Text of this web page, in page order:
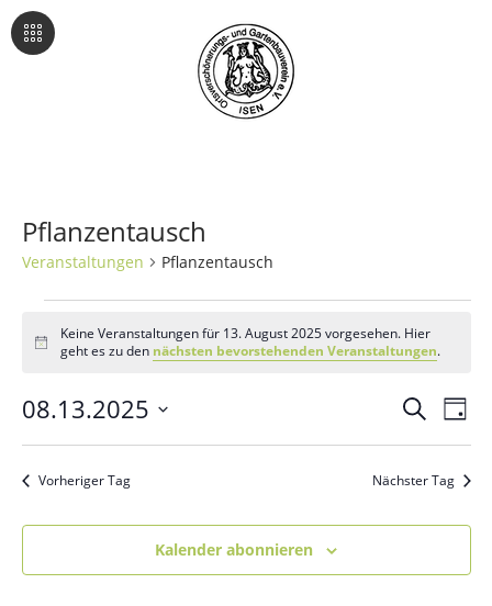
Pflanzentausch
Veranstaltungen Pflanzentausch
Veranstaltungen
für
13.
August
2025
Hinweis
Keine Veranstaltungen für 13. August 2025 vorgesehen. Hier
geht es zu den nächsten bevorstehenden Veranstaltungen.
und
SucheTag
08.13.2025
Datum
Vorheriger Tag Nächster Tag
Kalender abonnieren